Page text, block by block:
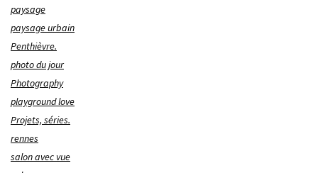
paysage
paysage urbain
Penthièvre.
photo du jour
Photography
playground love
Projets, séries.
rennes
salon avec vue